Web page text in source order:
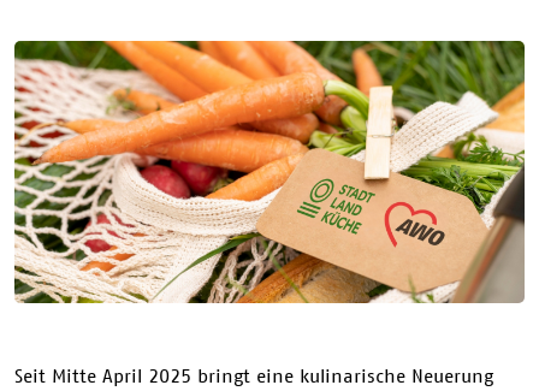
Seit Mitte April 2025 bringt eine kulinarische Neuerung